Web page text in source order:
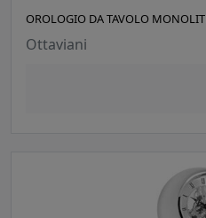
OROLOGIO DA TAVOLO
Ottaviani